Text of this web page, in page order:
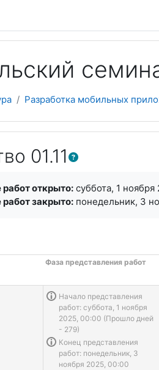
Разработка мобильных
01.11
открыто:суббота, 1 ноября
закрыто:понедельник, 3
с фазами (5)
Фаза представления работ
Информация о задаче
Начало представления
работ: суббота, 1 ноября
2025, 00:00 (Прошло дней
- 279)
Информация о задаче
Конец представления
работ: понедельник, 3
ноября 2025, 00:00